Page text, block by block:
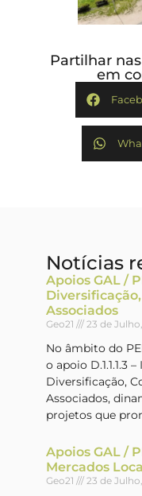
Partilhar
em
Notícias
Apoios GAL /
Associados
Geo21 23 de
No âmbito do
o apoio D.1.1.1.3
Diversificação,
Associados,
projetos que
Apoios GAL /
Mercados
Geo21 23 de